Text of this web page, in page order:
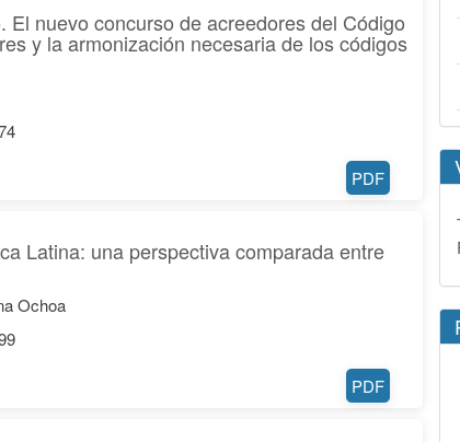
nuevo concurso de acreedores del Código
y la armonización necesaria de los códigos
PDF
Latina: una perspectiva comparada entre
Ochoa
PDF